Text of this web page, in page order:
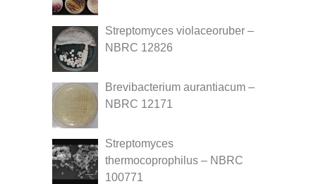
Streptomyces violaceoruber –
NBRC 12826
Brevibacterium aurantiacum –
NBRC 12171
Streptomyces
thermocoprophilus – NBRC
100771